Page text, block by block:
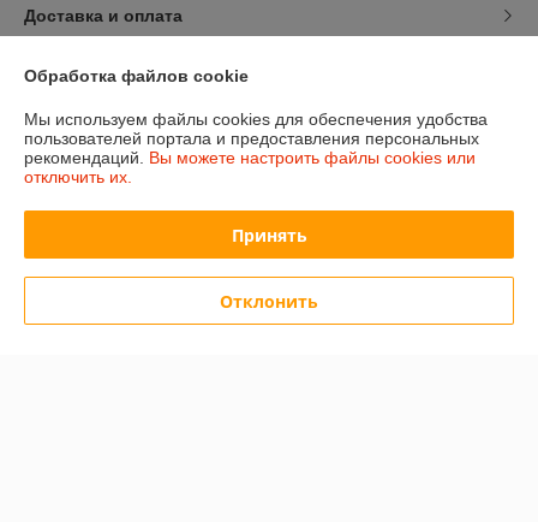
Доставка и оплата
График работы
Полная версия сайта
Политика обработки cookies
Сайт создан на платформе Deal.by
Обработка файлов cookie
Мы используем файлы cookies для обеспечения удобства
пользователей портала и предоставления персональных
рекомендаций. Вы можете настроить файлы cookies или
отключить их.
Принять
Отклонить